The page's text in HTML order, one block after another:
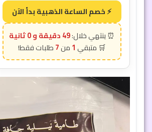
48 دقيقة و 57 ثانية
1
7
إضافة إلى السلة